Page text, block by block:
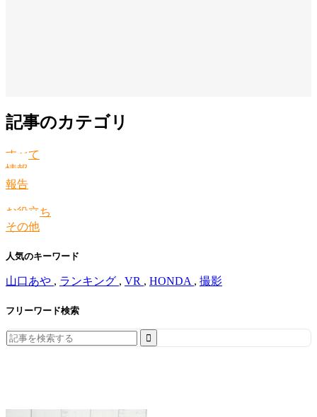
記事のカテゴリ
すべて
情報
報告
お役立ち
その他
人気のキーワード
山口あや , ランキング , VR , HONDA , 撮影
フリーワード検索
Search
for: